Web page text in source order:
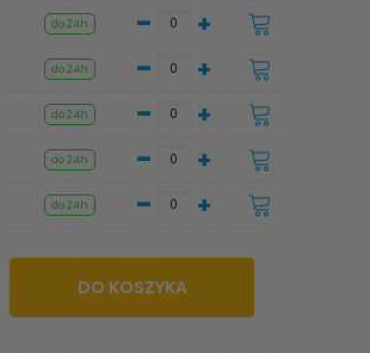
do 24h - +
do 24h - +
do 24h - +
do 24h - +
do 24h - +
DO KOSZYKA